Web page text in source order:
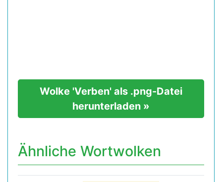
Wolke 'Verben' als .png-Datei
herunterladen »
Ähnliche Wortwolken